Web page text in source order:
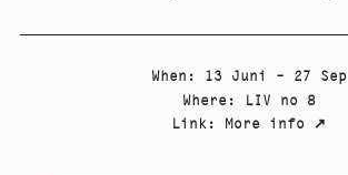
When : 13 Juni – 27 Sep
Where :
LIV no 8
Link: More info ↗